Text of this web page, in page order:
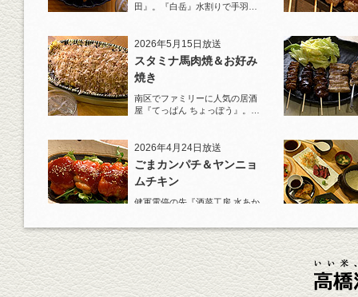
田』。『白岳』水割りで手羽先
2026年5月15日放送
スタミナ馬肉焼＆お好み
焼き
南区でファミリーに人気の居酒
屋『てっぱん ちょっぽう』。王
2026年4月24日放送
ごまカンパチ＆ヤンニョ
ムチキン
健軍電停の先『酒菜工房 水あか
杯！まずは『ごまカンパチ』を
肴に。
2026年4月3日放送
元祖 鶏焼売＆牛テールの
土鍋めし